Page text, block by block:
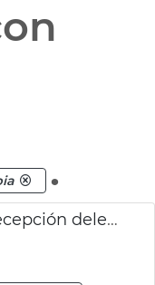
.
Ayuntamiento València recepción delegada Hispanidad Consell